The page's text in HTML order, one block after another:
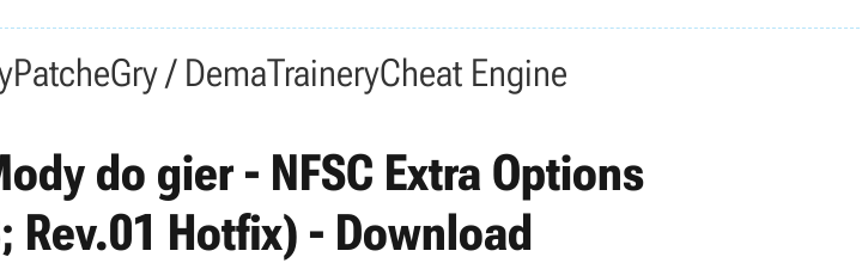
PatcheGry / DemaTraineryCheat Engine
do gier - NFSC Extra Options
Hotfix) - Download